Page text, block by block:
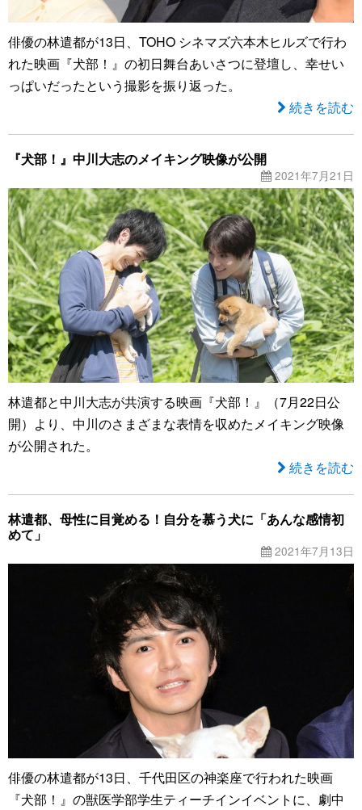
俳優の林遣都が13日、TOHO シネマズ六本木ヒルズで行わ
れた映画『犬部！』の初日舞台あいさつに登壇し、幸せい
っぱいだったという撮影を振り返った。
続きを読む
『犬部！』中川大志のメイキング映像が公開
2021年7月21日
林遣都と中川大志が共演する映画『犬部！』（7月22日公
開）より、中川のさまざまな表情を収めたメイキング映像
が公開された。
続きを読む
林遣都、母性に目覚める！自分を慕う犬に「あんな感情初
めて」
2021年7月13日
俳優の林遣都が13日、千代田区の神楽座で行われた映画
『犬部！』の獣医学部学生ティーチインイベントに、劇中